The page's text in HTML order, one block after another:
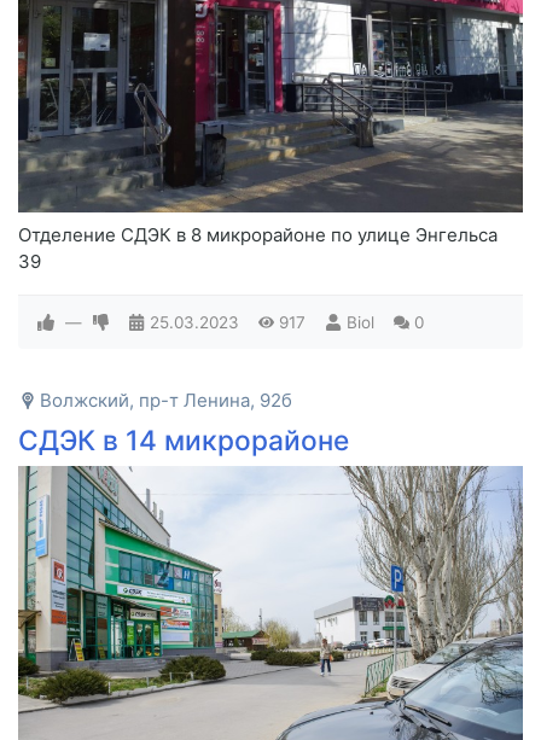
Отделение СДЭК в 8 микрорайоне по улице Энгельса
39
— 25.03.2023 917 Biol 0
Волжский, пр-т Ленина, 92б
СДЭК в 14 микрорайоне